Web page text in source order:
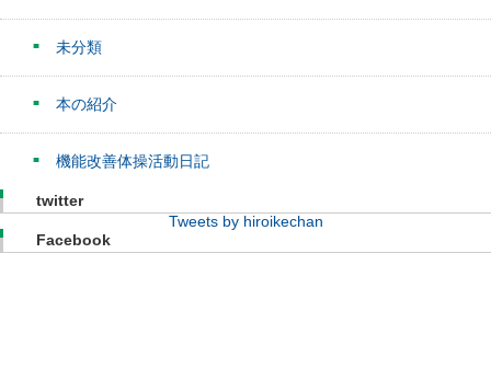
未分類
本の紹介
機能改善体操活動日記
twitter
Tweets by hiroikechan
Facebook